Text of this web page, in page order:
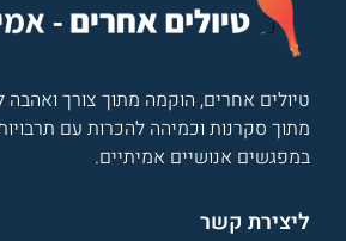
טיולים אחרים, הוקמה מתוך צורך ואהבה
מתוך סקרנות וכמיהה להכרות עם תרבויות
במפגשים אנושיים אמיתיים.
ליצירת קשר